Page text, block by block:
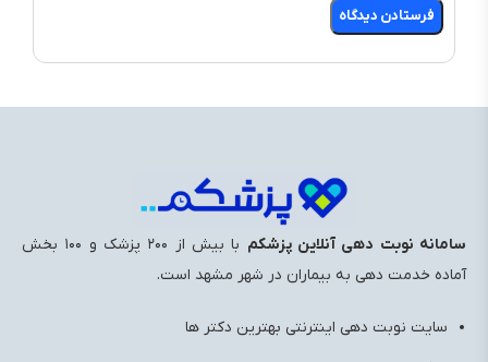
سامانه نوبت دهی آنلاین پزشکم
با بیش از ۲۰۰ پزشک و ۱۰۰ بخش
آماده خدمت ‌دهی به بیماران در شهر مشهد است.
سایت نوبت دهی اینترنتی بهترین دکتر ها